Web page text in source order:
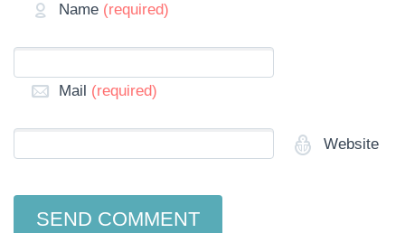
Name (required)
Mail (required)
Website